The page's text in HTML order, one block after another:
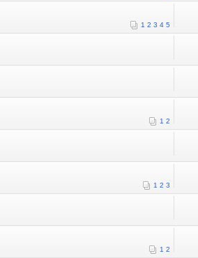
1 2 3 4 5
1 2
1 2 3
1 2